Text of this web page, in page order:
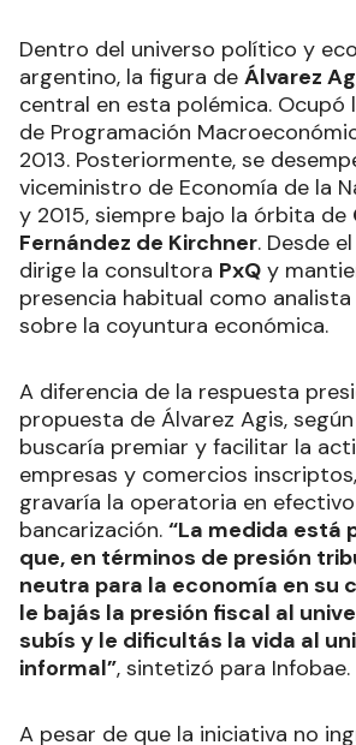
Dentro del universo político y
argentino, la figura de Álvarez
central en esta polémica. Ocupó
de Programación
2013. Posteriormente, se
viceministro de Economía de la
y 2015, siempre bajo la órbita de
Fernández de Kirchner. Desde
dirige la consultora PxQ y
presencia habitual como
sobre la coyuntura económica.
A diferencia de la respuesta
propuesta de Álvarez Agis,
buscaría premiar y facilitar la
empresas y comercios
gravaría la operatoria en
bancarización. “La medida está
que, en términos de presión
neutra para la economía en su
le bajás la presión fiscal al
subís y le dificultás la vida al
informal”, sintetizó para Infobae.
A pesar de que la iniciativa no